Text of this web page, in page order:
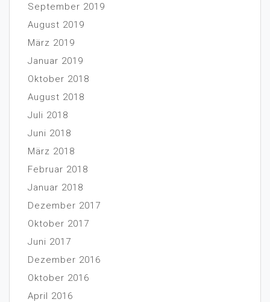
September 2019
August 2019
März 2019
Januar 2019
Oktober 2018
August 2018
Juli 2018
Juni 2018
März 2018
Februar 2018
Januar 2018
Dezember 2017
Oktober 2017
Juni 2017
Dezember 2016
Oktober 2016
April 2016